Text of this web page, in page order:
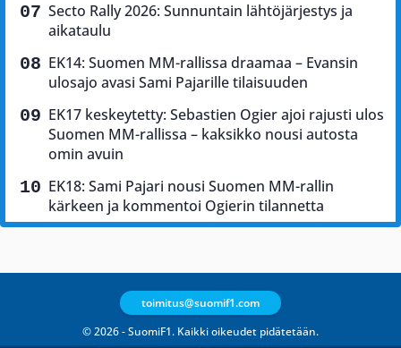
Secto Rally 2026: Sunnuntain lähtöjärjestys ja
aikataulu
EK14: Suomen MM-rallissa draamaa – Evansin
ulosajo avasi Sami Pajarille tilaisuuden
EK17 keskeytetty: Sebastien Ogier ajoi rajusti ulos
Suomen MM-rallissa – kaksikko nousi autosta
omin avuin
EK18: Sami Pajari nousi Suomen MM-rallin
kärkeen ja kommentoi Ogierin tilannetta
© 2026 - SuomiF1. Kaikki oikeudet pidätetään.
toimitus@suomif1.com